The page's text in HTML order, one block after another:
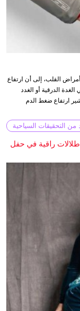
القلب، إلى أن ارتفاع
الدرقية أو الغدد
ارتفاع ضغط الدم
من التحقيقات السياحية
راقية في حفل